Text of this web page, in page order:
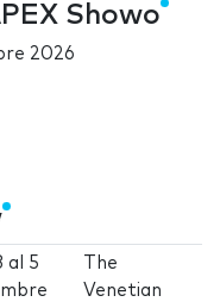
Showo
2026
al 5
The
Venetian